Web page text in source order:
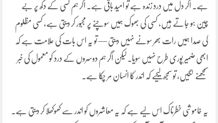
ہے۔ اگر دل میں درد زندہ ہے تو امید باقی ہے۔ اگر ہم کسی کے دکھ پر بے
چین ہو جاتے ہیں، کسی کی بھوک ہمیں سوچنے پر مجبور کر دیتی ہے، کسی مظلوم
کی صدا ہمیں رات بھر سونے نہیں دیتی — تو یہ اس بات کی علامت ہے کہ
ابھی ضمیر پوری طرح نہیں سویا۔ لیکن اگر ہم دوسروں کے درد کو معمول کی خبر
سمجھنے لگیں، تو سمجھ لیجیے کہ اندر کا انسان مر چکا ہے۔
یہ خاموشی خطرناک اس لیے ہے کہ یہ معاشروں کو اندر سے کھوکھلا کر دیتی ہے۔